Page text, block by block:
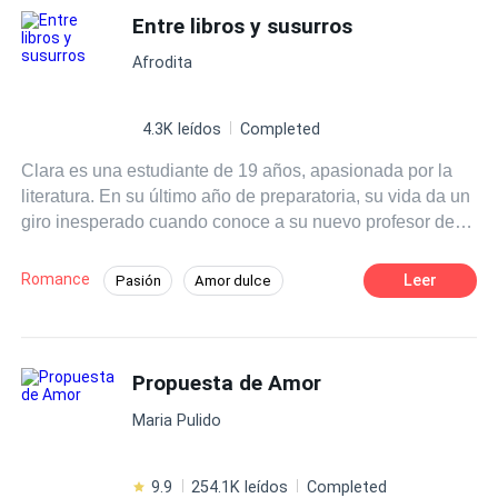
Aventura de Una NocheEntre libros y susurros
Afrodita
4.3K leídos Completed
Clara es una estudiante de 19 años, apasionada por la
literatura. En su último año de preparatoria, su vida da un
giro inesperado cuando conoce a su nuevo profesor de
talentoso que despierta en ella una admiración profunda.
A medida que las clases avanzan Clara se siente cada
Romance Pasión Amor dulce
Primer Amor
Leer
Propuesta de Amor
Maria Pulido
9.9 254.1K leídos Completed